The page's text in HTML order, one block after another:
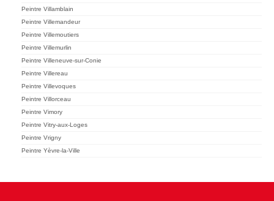
Peintre Villamblain
Peintre Villemandeur
Peintre Villemoutiers
Peintre Villemurlin
Peintre Villeneuve-sur-Conie
Peintre Villereau
Peintre Villevoques
Peintre Villorceau
Peintre Vimory
Peintre Vitry-aux-Loges
Peintre Vrigny
Peintre Yèvre-la-Ville